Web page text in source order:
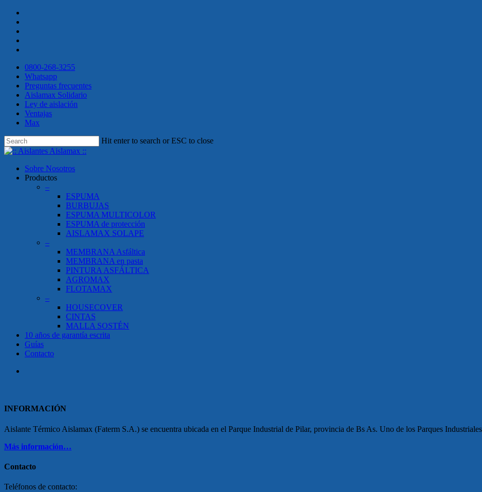
Skip
main
content
0800-268-3255
Whatsapp
Preguntas frecuentes
Aislamax Solidario
Ley de aislación
Ventajas
Max
Hit enter to search or ESC to close
Close
search
Menu
Sobre Nosotros
Productos
–
ESPUMA
BURBUJAS
ESPUMA MULTICOLOR
ESPUMA de protección
AISLAMAX SOLAPE
–
MEMBRANA Asfáltica
MEMBRANA en pasta
PINTURA ASFÁLTICA
AGROMAX
FLOTAMAX
–
HOUSECOVER
CINTAS
MALLA SOSTÉN
10 años de garantía escrita
Guías
Contacto
INFORMACIÓN
Aislante Térmico Aislamax (Faterm S.A.) se encuentra ubicada en el Parque Industrial de Pilar, provincia de Bs As. Uno de los Parques
Más información…
Contacto
Teléfonos de contacto: